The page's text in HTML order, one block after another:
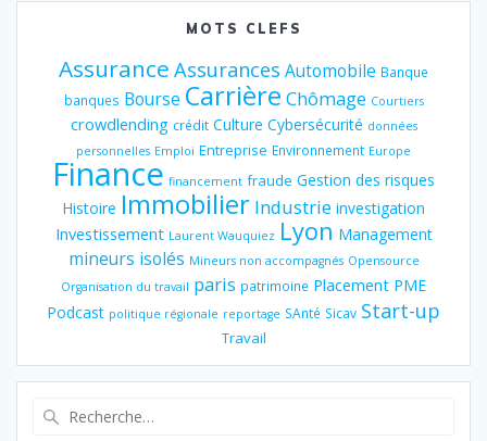
MOTS CLEFS
Assurance Assurances Automobile Banque
banques Bourse Carrière Chômage Courtiers
crowdlending crédit Culture Cybersécurité données
personnelles Emploi Entreprise Environnement Europe
Finance financement fraude Gestion des risques
Histoire Immobilier Industrie investigation
Investissement Laurent Wauquiez Lyon Management
mineurs isolés Mineurs non accompagnés Opensource
Organisation du travail paris patrimoine Placement PME
Podcast politique régionale reportage SAnté Sicav Start-up
Travail